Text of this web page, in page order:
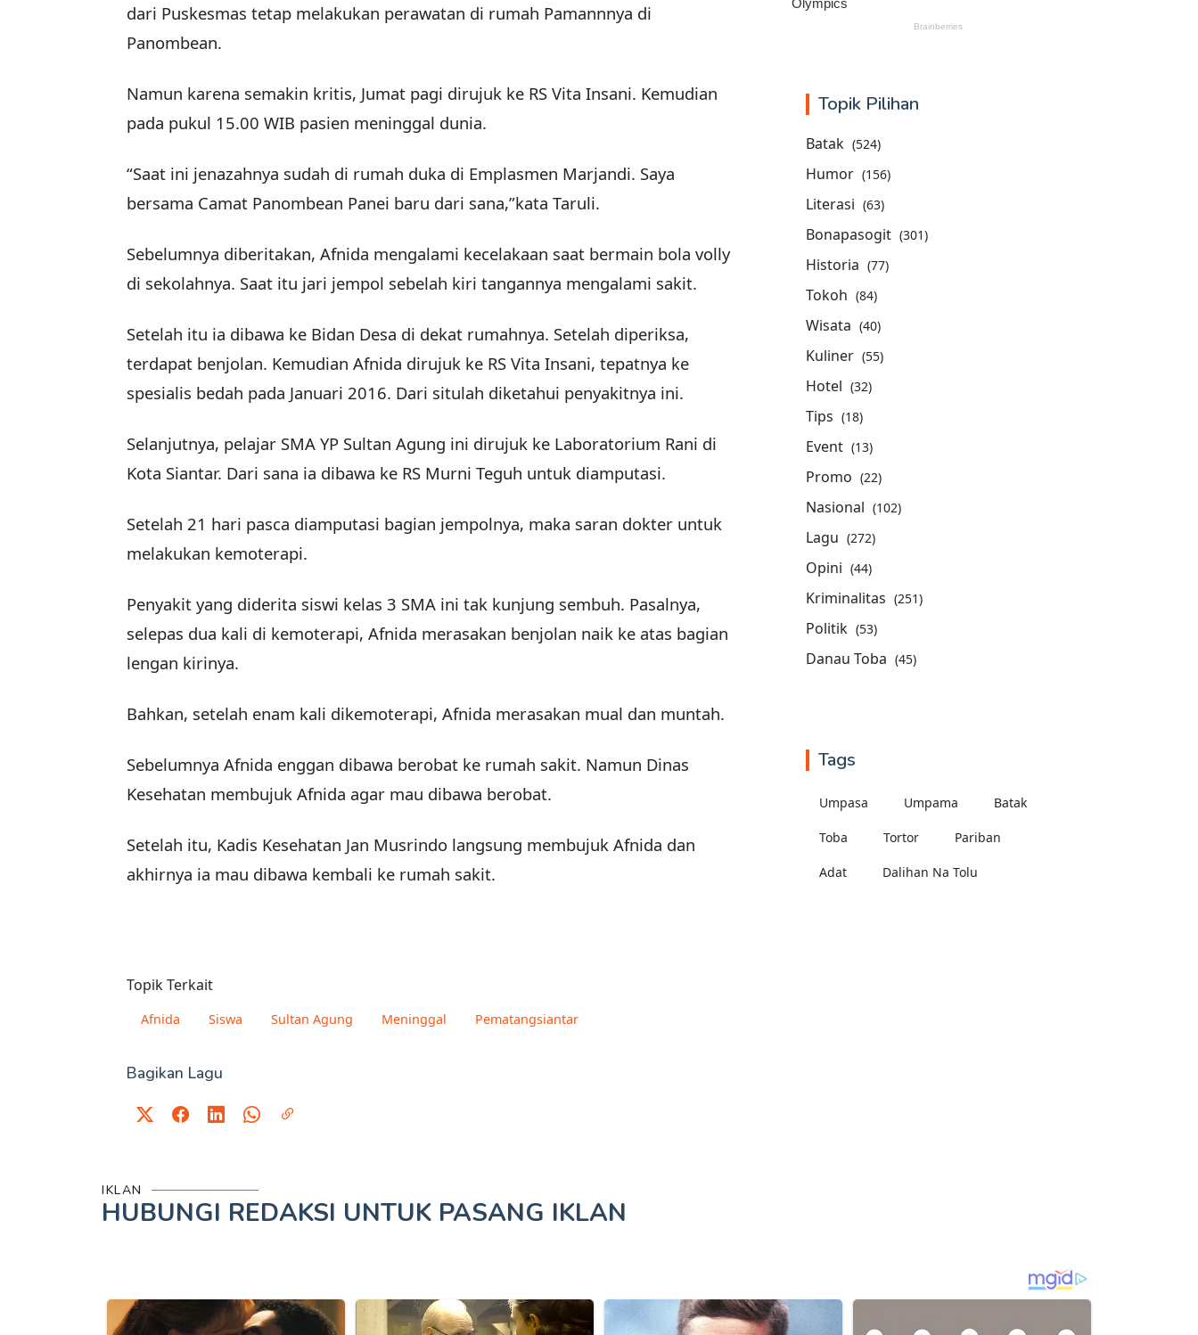
dari Puskesmas tetap melakukan perawatan di rumah Pamannnya di
Panombean.
Namun karena semakin kritis, Jumat pagi dirujuk ke RS Vita Insani. Kemudian
pada pukul 15.00 WIB pasien meninggal dunia.
“Saat ini jenazahnya sudah di rumah duka di Emplasmen Marjandi. Saya
bersama Camat Panombean Panei baru dari sana,”kata Taruli.
Sebelumnya diberitakan, Afnida mengalami kecelakaan saat bermain bola volly
di sekolahnya. Saat itu jari jempol sebelah kiri tangannya mengalami sakit.
Setelah itu ia dibawa ke Bidan Desa di dekat rumahnya. Setelah diperiksa,
terdapat benjolan. Kemudian Afnida dirujuk ke RS Vita Insani, tepatnya ke
spesialis bedah pada Januari 2016. Dari situlah diketahui penyakitnya ini.
Selanjutnya, pelajar SMA YP Sultan Agung ini dirujuk ke Laboratorium Rani di
Kota Siantar. Dari sana ia dibawa ke RS Murni Teguh untuk diamputasi.
Setelah 21 hari pasca diamputasi bagian jempolnya, maka saran dokter untuk
melakukan kemoterapi.
Penyakit yang diderita siswi kelas 3 SMA ini tak kunjung sembuh. Pasalnya,
selepas dua kali di kemoterapi, Afnida merasakan benjolan naik ke atas bagian
lengan kirinya.
Bahkan, setelah enam kali dikemoterapi, Afnida merasakan mual dan muntah.
Sebelumnya Afnida enggan dibawa berobat ke rumah sakit. Namun Dinas
Kesehatan membujuk Afnida agar mau dibawa berobat.
Setelah itu, Kadis Kesehatan Jan Musrindo langsung membujuk Afnida dan
akhirnya ia mau dibawa kembali ke rumah sakit.
Topik Terkait
Afnida Siswa Sultan Agung Meninggal Pematangsiantar
Bagikan Lagu
Topik Pilihan
Batak (524)
Humor (156)
Literasi (63)
Bonapasogit (301)
Historia (77)
Tokoh (84)
Wisata (40)
Kuliner (55)
Hotel (32)
Tips (18)
Event (13)
Promo (22)
Nasional (102)
Lagu (272)
Opini (44)
Kriminalitas (251)
Politik (53)
Danau Toba (45)
Tags
Umpasa Umpama Batak
Toba Tortor Pariban
Adat Dalihan Na Tolu
IKLAN
HUBUNGI REDAKSI UNTUK PASANG IKLAN